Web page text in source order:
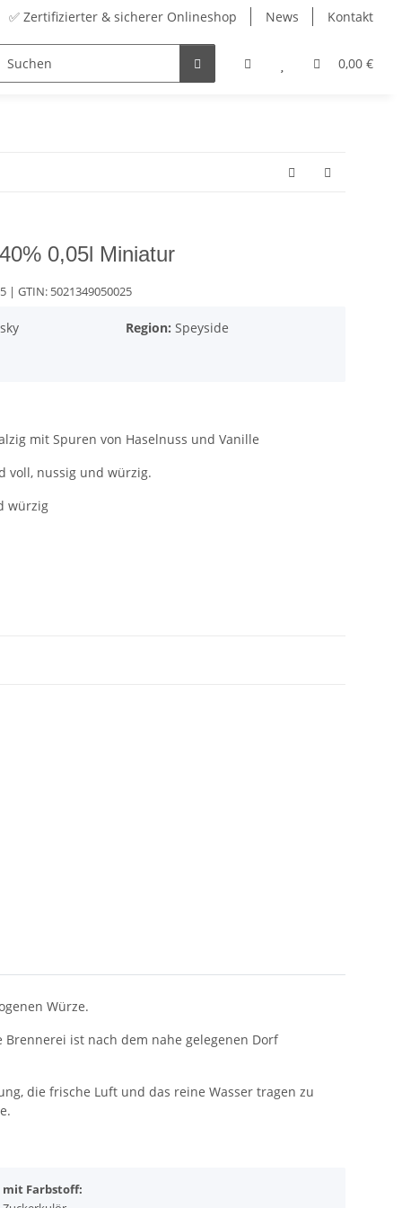
✅ Zertifizierter & sicherer Onlineshop News Kontakt
0,00 €
Zubehör Adventskalender
0,05l Miniatur
| GTIN: 5021349050025
Region: Speyside
mit Spuren von Haselnuss und Vanille
voll, nussig und würzig.
würzig
Würze.
ist nach dem nahe gelegenen Dorf
die frische Luft und das reine Wasser tragen zu
mit Farbstoff: